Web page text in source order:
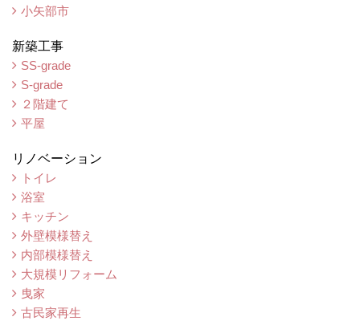
小矢部市
新築工事
SS-grade
S-grade
２階建て
平屋
リノベーション
トイレ
浴室
キッチン
外壁模様替え
内部模様替え
大規模リフォーム
曳家
古民家再生